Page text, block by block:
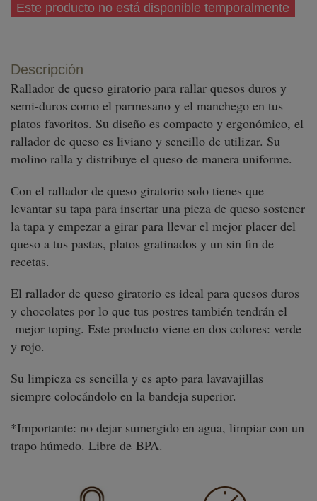
Este producto no está disponible temporalmente
Descripción
Rallador de queso giratorio para rallar quesos duros y
semi-duros como el parmesano y el manchego en tus
platos favoritos. Su diseño es compacto y ergonómico, el
rallador de queso es liviano y sencillo de utilizar. Su
molino ralla y distribuye el queso de manera uniforme.
Con el rallador de queso giratorio solo tienes que
levantar su tapa para insertar una pieza de queso sostener
la tapa y empezar a girar para llevar el mejor placer del
queso a tus pastas, platos gratinados y un sin fin de
recetas.
El rallador de queso giratorio es ideal para quesos duros
y chocolates por lo que tus postres también tendrán el
mejor toping. Este producto viene en dos colores: verde
y rojo.
Su limpieza es sencilla y es apto para lavavajillas
siempre colocándolo en la bandeja superior.
*Importante: no dejar sumergido en agua, limpiar con un
trapo húmedo. Libre de BPA.